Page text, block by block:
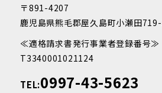
〒891-4207
鹿児島県熊毛郡屋久島町小瀬田
≪適格請求書発行事業者登録番号≫
T3340001021124
TEL:0997-43-5623